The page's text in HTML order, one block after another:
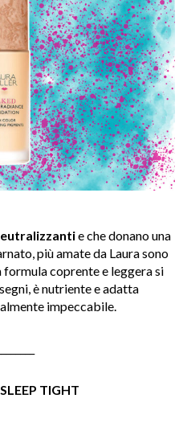
e che donano una
più amate da Laura sono
coprente e leggera si
è nutriente e adatta
impeccabile.
TIGHT